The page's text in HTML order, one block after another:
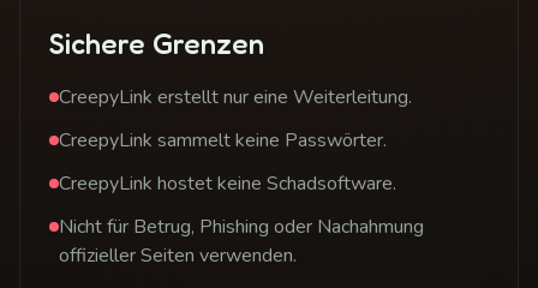
Sichere Grenzen
CreepyLink erstellt nur eine Weiterleitung.
CreepyLink sammelt keine Passwörter.
CreepyLink hostet keine Schadsoftware.
Nicht für Betrug, Phishing oder Nachahmung
offizieller Seiten verwenden.